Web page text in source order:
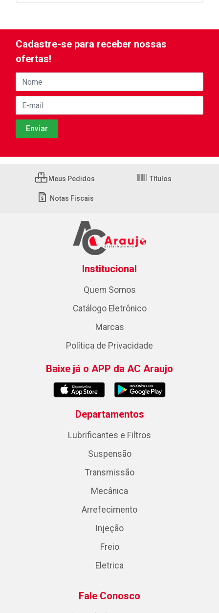
Cadastre-se para receber nossas
ofertas!
Meus Pedidos Títulos
Notas Fiscais
Institucional
Quem Somos
Catálogo Eletrônico
Marcas
Política de Privacidade
Baixe já o APP da AC Araujo
Departamentos
Lubrificantes e Filtros
Suspensão
Transmissão
Mecânica
Arrefecimento
Injeção
Freio
Eletrica
Fale Conosco